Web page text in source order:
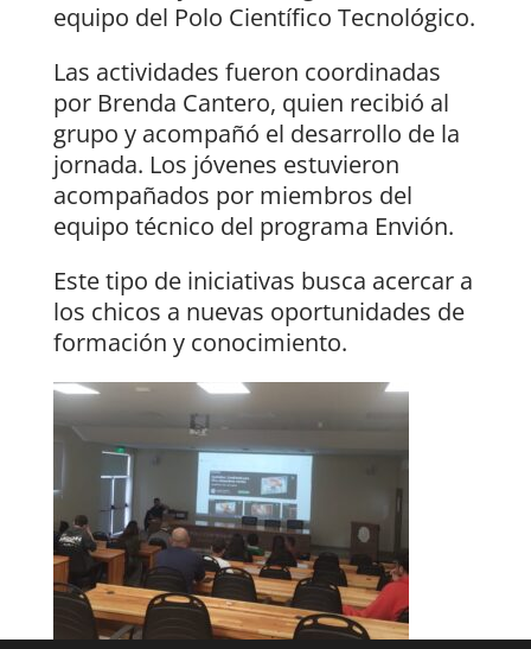
equipo del Polo Científico Tecnológico.
Las actividades fueron coordinadas
por Brenda Cantero, quien recibió al
grupo y acompañó el desarrollo de la
jornada. Los jóvenes estuvieron
acompañados por miembros del
equipo técnico del programa Envión.
Este tipo de iniciativas busca acercar a
los chicos a nuevas oportunidades de
formación y conocimiento.